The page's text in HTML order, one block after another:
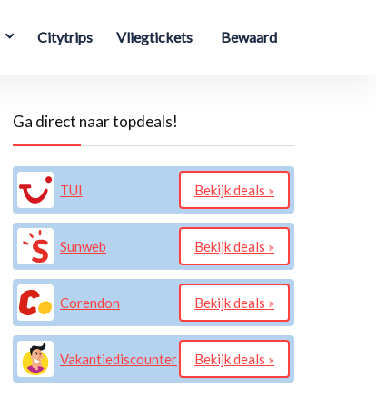
Citytrips Vliegtickets Bewaard
Ga direct naar topdeals!
TUI Bekijk deals »
Sunweb Bekijk deals »
Corendon Bekijk deals »
Vakantiediscounter Bekijk deals »